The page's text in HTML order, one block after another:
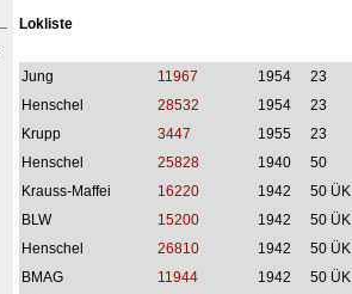
Lokliste
Jung 11967 1954 23
Henschel
28532 1954 23
Krupp
3447 1955 23
Henschel
25828 1940 50
Krauss-Maffei
16220 1942 50 ÜK
BLW
15200 1942 50 ÜK
Henschel
26810 1942 50 ÜK
BMAG
11944 1942 50 ÜK